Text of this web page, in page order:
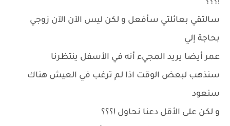
!؟؟؟
سالتقي بعائلتي سأفعل و لكن ليس الآن الآن زوجي
بحاجة إلي
عمر أيضا يريد المجيء أنه في الأسفل ينتظرنا
سنذهب لبعض الوقت اذا لم ترغب في العيش هناك
سنعود
و لكن على الأقل دعنا نحاول !؟؟؟